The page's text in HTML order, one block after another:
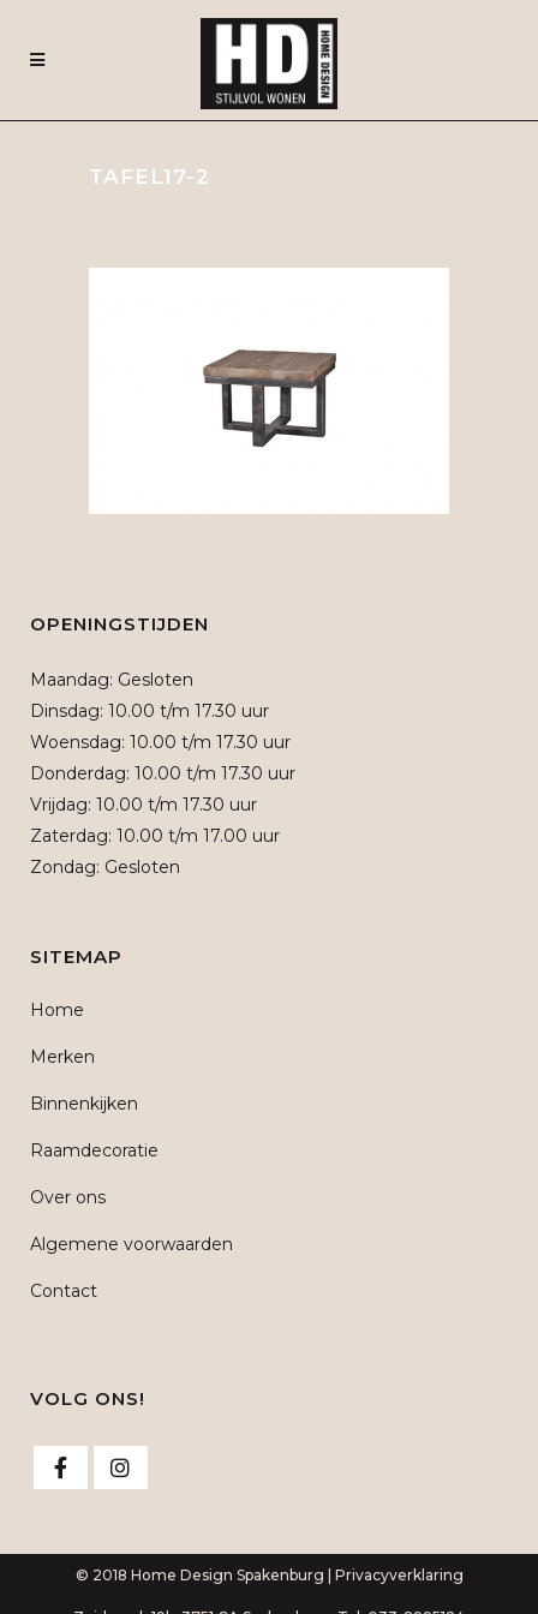
TAFEL17-2
OPENINGSTIJDEN
Maandag: Gesloten
Dinsdag: 10.00 t/m 17.30 uur
Woensdag: 10.00 t/m 17.30 uur
Donderdag: 10.00 t/m 17.30 uur
Vrijdag: 10.00 t/m 17.30 uur
Zaterdag: 10.00 t/m 17.00 uur
Zondag: Gesloten
SITEMAP
Home
Merken
Binnenkijken
Raamdecoratie
Over ons
Algemene voorwaarden
Contact
VOLG ONS!
© 2018 Home Design Spakenburg | Privacyverklaring